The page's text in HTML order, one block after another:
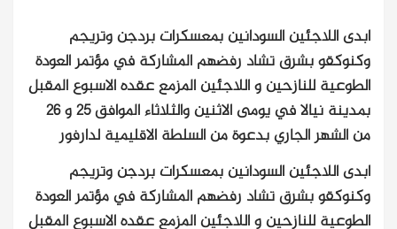
ابدى اللاجئين السودانين بمعسكرات بردجن وتريجم
وكنوكقو بشرق تشاد رفضهم المشاركة في مؤتمر العودة
الطوعية للنازحين و اللاجئين المزمع عقده الاسبوع المقبل
بمدينة نيالا في يومى الاثنين والثلاثاء الموافق 25 و 26
من الشهر الجاري بدعوة من السلطة الاقليمية لدارفور
ابدى اللاجئين السودانين بمعسكرات بردجن وتريجم
وكنوكقو بشرق تشاد رفضهم المشاركة في مؤتمر العودة
الطوعية للنازحين و اللاجئين المزمع عقده الاسبوع المقبل